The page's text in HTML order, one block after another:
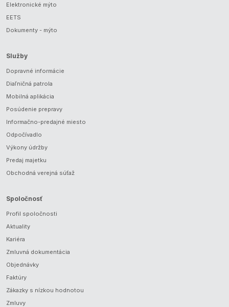
Elektronické mýto
EETS
Dokumenty - mýto
Služby
Dopravné informácie
Diaľničná patrola
Mobilná aplikácia
Posúdenie prepravy
Informačno-predajné miesto
Odpočívadlo
Výkony údržby
Predaj majetku
Obchodná verejná súťaž
Spoločnosť
Profil spoločnosti
Aktuality
Kariéra
Zmluvná dokumentácia
Objednávky
Faktúry
Zákazky s nízkou hodnotou
Zmluvy